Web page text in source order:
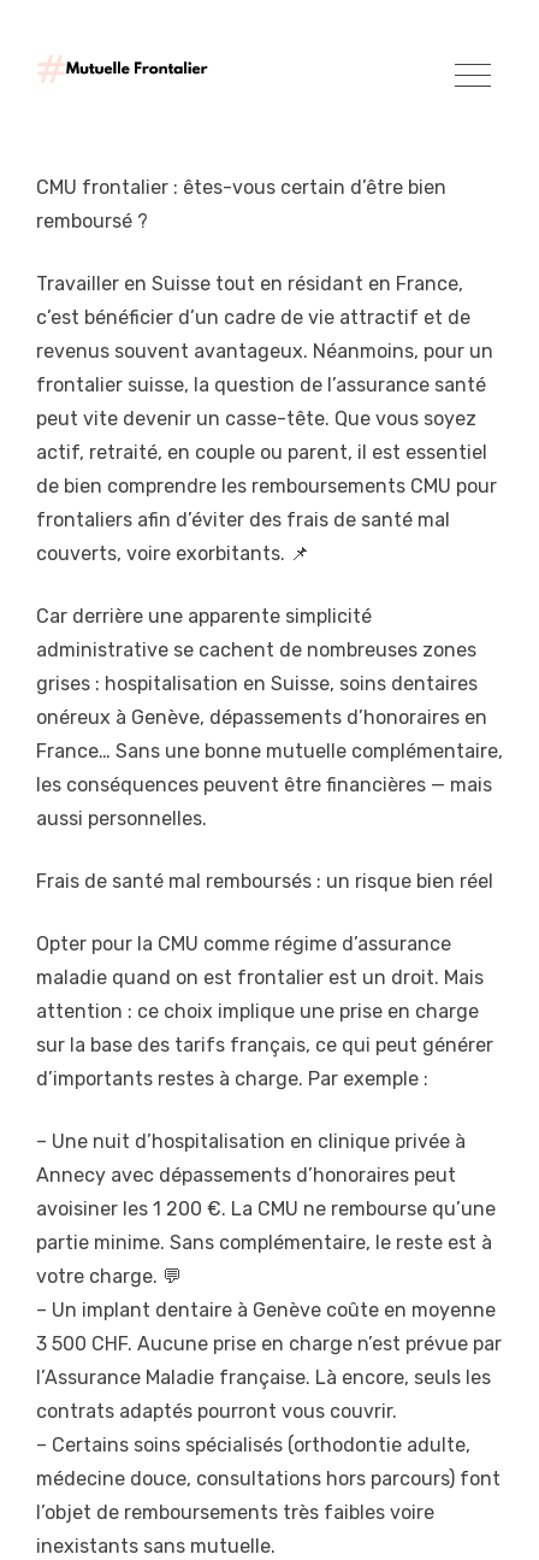
CMU frontalier : êtes-vous certain d’être bien
remboursé ?
Travailler en Suisse tout en résidant en France,
c’est bénéficier d’un cadre de vie attractif et de
revenus souvent avantageux. Néanmoins, pour un
frontalier suisse, la question de l’assurance santé
peut vite devenir un casse-tête. Que vous soyez
actif, retraité, en couple ou parent, il est essentiel
de bien comprendre les remboursements CMU pour
frontaliers afin d’éviter des frais de santé mal
couverts, voire exorbitants. 📌
Car derrière une apparente simplicité
administrative se cachent de nombreuses zones
grises : hospitalisation en Suisse, soins dentaires
onéreux à Genève, dépassements d’honoraires en
France… Sans une bonne mutuelle complémentaire,
les conséquences peuvent être financières — mais
aussi personnelles.
Frais de santé mal remboursés : un risque bien réel
Opter pour la CMU comme régime d’assurance
maladie quand on est frontalier est un droit. Mais
attention : ce choix implique une prise en charge
sur la base des tarifs français, ce qui peut générer
d’importants restes à charge. Par exemple :
– Une nuit d’hospitalisation en clinique privée à
Annecy avec dépassements d’honoraires peut
avoisiner les 1 200 €. La CMU ne rembourse qu’une
partie minime. Sans complémentaire, le reste est à
votre charge. 💬
– Un implant dentaire à Genève coûte en moyenne
3 500 CHF. Aucune prise en charge n’est prévue par
l’Assurance Maladie française. Là encore, seuls les
contrats adaptés pourront vous couvrir.
– Certains soins spécialisés (orthodontie adulte,
médecine douce, consultations hors parcours) font
l’objet de remboursements très faibles voire
inexistants sans mutuelle.